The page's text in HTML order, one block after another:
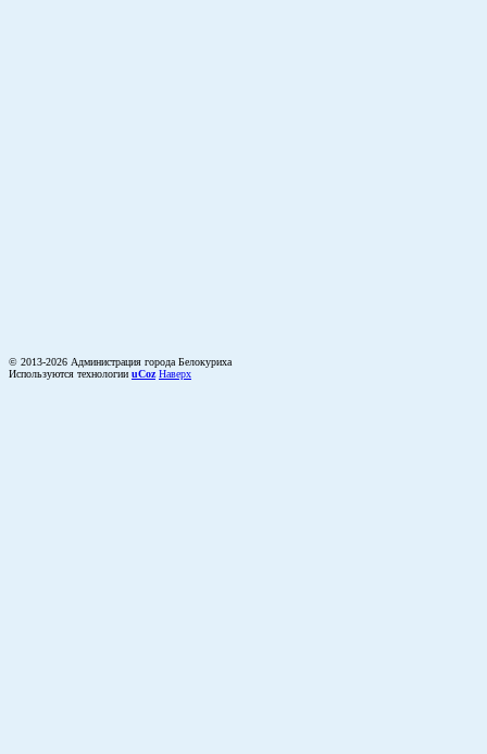
© 2013-2026 Администрация города Белокуриха
Используются технологии uCoz Наверх